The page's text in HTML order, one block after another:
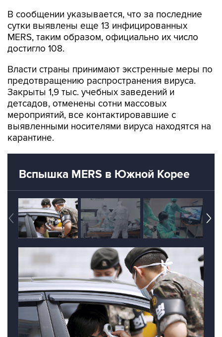
В сообщении указывается, что за последние
сутки выявлены еще 13 инфицированных
MERS, таким образом, официально их число
достигло 108.
Власти страны принимают экстренные меры по
предотвращению распространения вируса.
Закрыты 1,9 тыс. учебных заведений и
детсадов, отменены сотни массовых
мероприятий, все контактировавшие с
выявленными носителями вируса находятся на
карантине.
Вспышка MERS в Южной Корее